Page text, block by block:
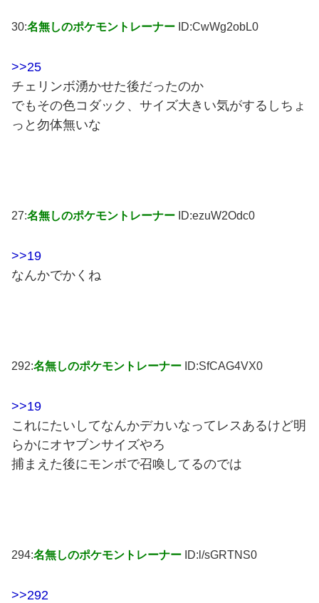
30:名無しのポケモントレーナー ID:CwWg2obL0
>>25
チェリンボ湧かせた後だったのか
でもその色コダック、サイズ大きい気がするしちょ
っと勿体無いな
27:名無しのポケモントレーナー ID:ezuW2Odc0
>>19
なんかでかくね
292:名無しのポケモントレーナー ID:SfCAG4VX0
>>19
これにたいしてなんかデカいなってレスあるけど明
らかにオヤブンサイズやろ
捕まえた後にモンボで召喚してるのでは
294:名無しのポケモントレーナー ID:l/sGRTNS0
>>292